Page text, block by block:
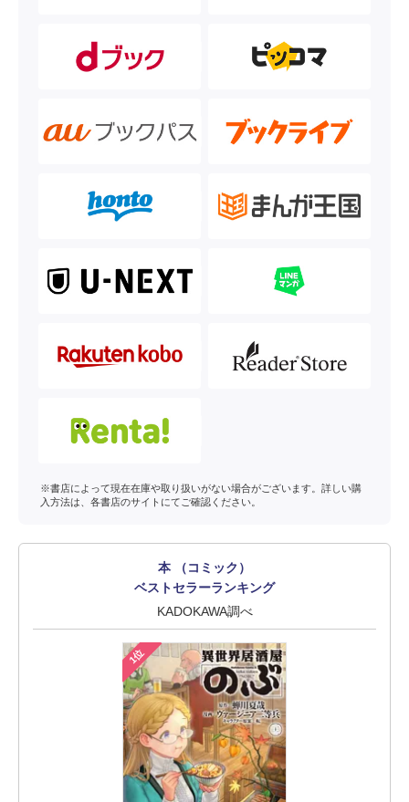
※書店によって現在在庫や取り扱いがない場合がございます。詳しい購
入方法は、各書店のサイトにてご確認ください。
本 （コミック）
ベストセラーランキング
KADOKAWA調べ
1位